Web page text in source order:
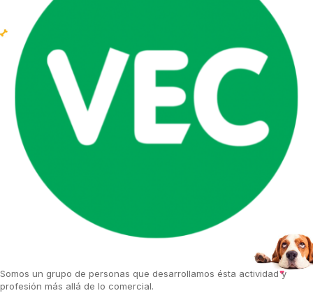
Somos un grupo de personas que desarrollamos ésta actividad y
profesión más allá de lo comercial.